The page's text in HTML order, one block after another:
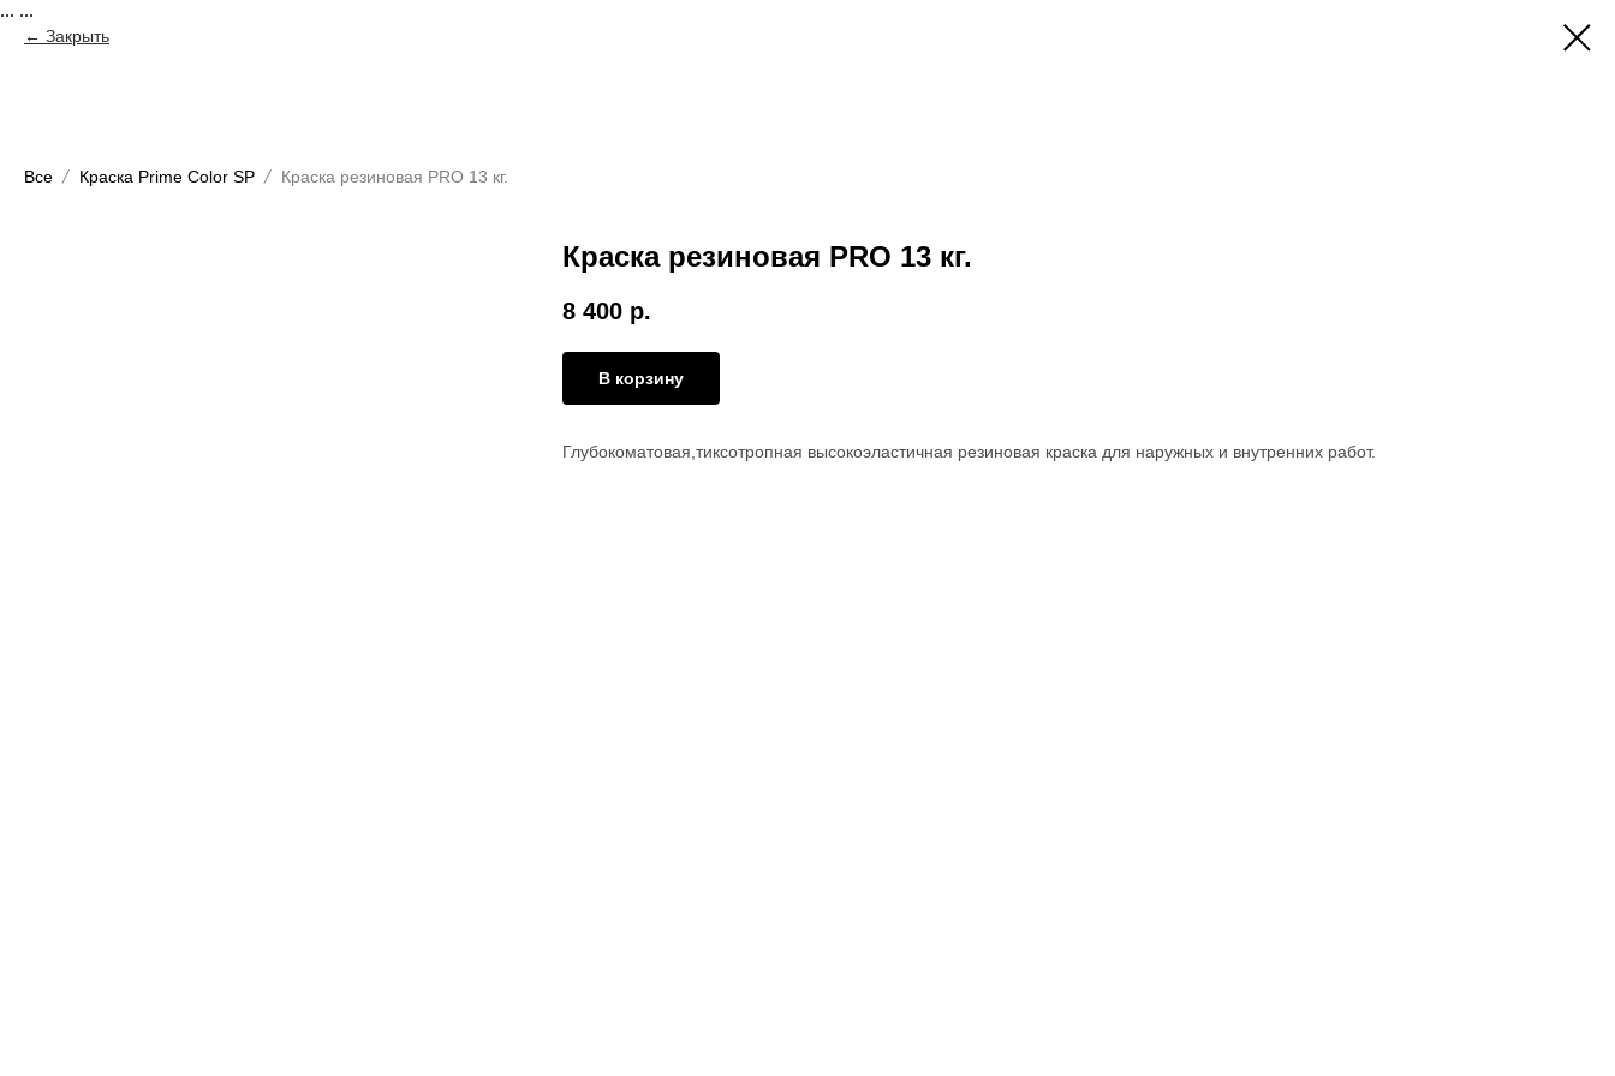
... ...
Закрыть
Все Краска Prime Color SP Краска резиновая PRO 13 кг.
Краска резиновая PRO 13 кг.
8 400 р.
В корзину
Глубокоматовая,тиксотропная высокоэластичная резиновая краска для наружных и внутренних работ.